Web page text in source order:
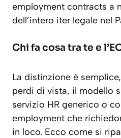
employment contracts a
dell’intero iter legale nel
Chi fa cosa tra te e
La distinzione è
perdi di vista, il modello
servizio HR generico o
employment che
in loco. Ecco come si